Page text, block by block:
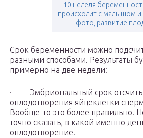
10 неделя
происходит с малышом и
фото, развитие
Срок беременности можно
разными способами. Результаты
примерно на две недели:
· Эмбриональный срок
оплодотворения яйцеклетки
Вообще-то это более правильно.
точно сказать, в какой именно
оплодотворение.